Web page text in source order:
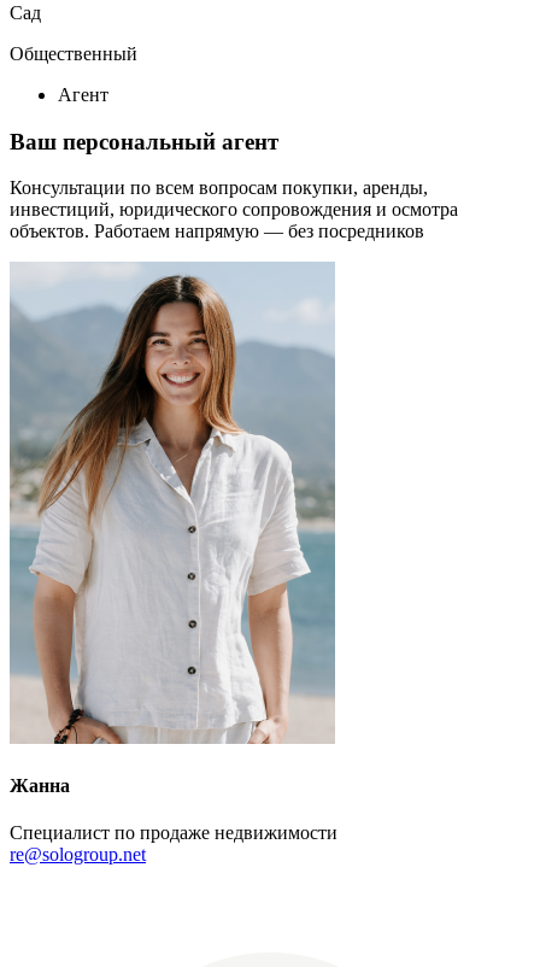
Сад
Общественный
Агент
Ваш персональный агент
Консультации по всем вопросам покупки, аренды,
инвестиций, юридического сопровождения и осмотра
объектов. Работаем напрямую — без посредников
Жанна
Специалист по продаже недвижимости
re@sologroup.net